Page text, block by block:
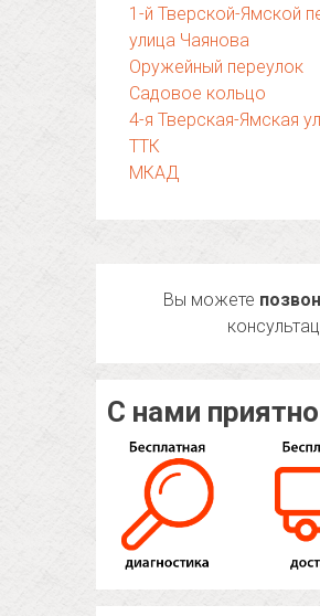
1-й Тверской-Ямской
улица Чаянова
Оружейный переулок
Садовое кольцо
4-я Тверская-Ямская
ТТК
МКАД
Вы можете
С нами